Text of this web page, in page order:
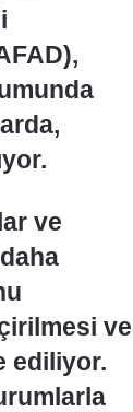
ve
ve
ediliyor.